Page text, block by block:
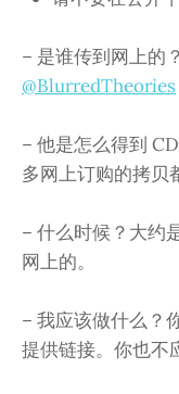
– 是谁传到网上的
@BlurredTheories
– 他是怎么得到
多网上订购的拷贝
– 什么时候？大约
网上的。
– 我应该做什么？
提供链接。你也不